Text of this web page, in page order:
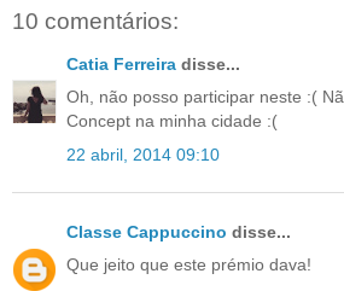
10 comentários:
Catia Ferreira disse...
Oh, não posso participar neste :(
Concept na minha cidade :(
22 abril, 2014 09:10
Classe Cappuccino disse...
Que jeito que este prémio dava!